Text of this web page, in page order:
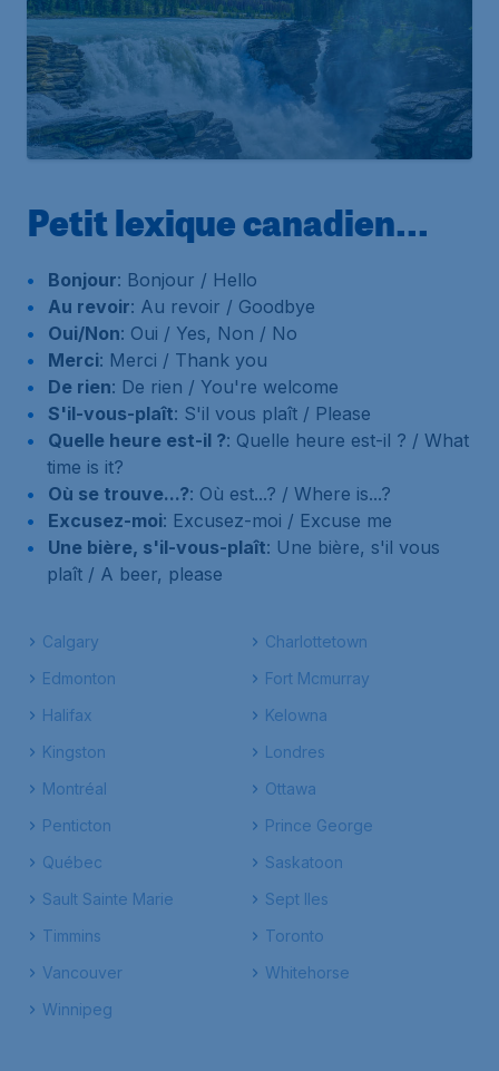
Petit lexique canadien...
Bonjour: Bonjour / Hello
Au revoir: Au revoir / Goodbye
Oui/Non: Oui / Yes, Non / No
Merci: Merci / Thank you
De rien: De rien / You're welcome
S'il-vous-plaît: S'il vous plaît / Please
Quelle heure est-il ?: Quelle heure est-il ? / What
time is it?
Où se trouve...?: Où est...? / Where is...?
Excusez-moi: Excusez-moi / Excuse me
Une bière, s'il-vous-plaît: Une bière, s'il vous
plaît / A beer, please
Calgary
Charlottetown
Edmonton
Fort Mcmurray
Halifax
Kelowna
Kingston
Londres
Montréal
Ottawa
Penticton
Prince George
Québec
Saskatoon
Sault Sainte Marie
Sept Iles
Timmins
Toronto
Vancouver
Whitehorse
Winnipeg